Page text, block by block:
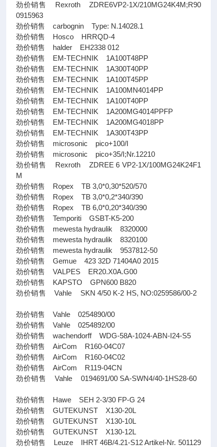
劲价销售 Rexroth ZDRE6VP2-1X/210MG24K4M;R90
0915963
劲价销售 carbognin Type: N.14028.1
劲价销售 Hosco HRRQD-4
劲价销售 halder EH2338 012
劲价销售 EM-TECHNIK 1A100T48PP
劲价销售 EM-TECHNIK 1A300T40PP
劲价销售 EM-TECHNIK 1A100T45PP
劲价销售 EM-TECHNIK 1A100MN4014PP
劲价销售 EM-TECHNIK 1A100T40PP
劲价销售 EM-TECHNIK 1A200MG4014PPFP
劲价销售 EM-TECHNIK 1A200MG4018PP
劲价销售 EM-TECHNIK 1A300T43PP
劲价销售 microsonic pico+100/I
劲价销售 microsonic pico+35/I;Nr.12210
劲价销售 Rexroth ZDREE 6 VP2-1X/100MG24K24F1
M
劲价销售 Ropex TB 3,0*0,30*520/570
劲价销售 Ropex TB 3,0*0,2*340/390
劲价销售 Ropex TB 6,0*0,20*340/390
劲价销售 Temporiti GSBT-K5-200
劲价销售 mewesta hydraulik 8320000
劲价销售 mewesta hydraulik 8320100
劲价销售 mewesta hydraulik 9537812-50
劲价销售 Gemue 423 32D 71404A0 2015
劲价销售 VALPES ER20.X0A.G00
劲价销售 KAPSTO GPN600 B820
劲价销售 Vahle SKN 4/50 K-2 HS, NO:0259586/00-2
劲价销售 Vahle 0254890/00
劲价销售 Vahle 0254892/00
劲价销售 wachendorff WDG-58A-1024-ABN-I24-S5
劲价销售 AirCom R160-04C07
劲价销售 AirCom R160-04C02
劲价销售 AirCom R119-04CN
劲价销售 Vahle 0194691/00 SA-SWN4/40-1HS28-60
劲价销售 Hawe SEH 2-3/30 FP-G 24
劲价销售 GUTEKUNST X130-20L
劲价销售 GUTEKUNST X130-10L
劲价销售 GUTEKUNST X130-12L
劲价销售 Leuze IHRT 46B/4.21-S12 Artikel-Nr. 501129